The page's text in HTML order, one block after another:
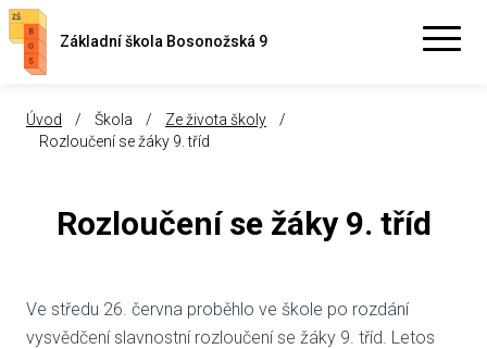
Základní škola Bosonožská 9
Úvod / Škola / Ze života školy
/
Rozloučení se žáky 9. tříd
Rozloučení se žáky 9. tříd
Ve středu 26. června proběhlo ve škole po rozdání
vysvědčení slavnostní rozloučení se žáky 9. tříd. Letos